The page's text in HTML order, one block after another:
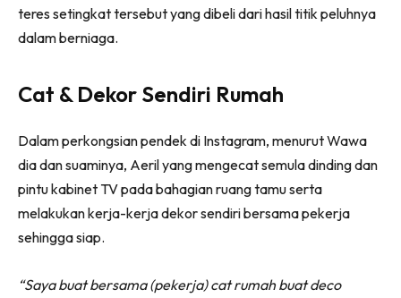
High Rise
Beli Di Mana
Ilham Impiana
Ilham Impiana 360
Ilham Impiana Inspirasi Selebriti
Impiana TV
Lahar Dekor
teres setingkat tersebut yang dibeli dari hasil titik peluhnya
dalam berniaga.
Cat & Dekor Sendiri Rumah
Dalam perkongsian pendek di Instagram, menurut Wawa
dia dan suaminya, Aeril yang mengecat semula dinding dan
pintu kabinet TV pada bahagian ruang tamu serta
melakukan kerja-kerja dekor sendiri bersama pekerja
sehingga siap.
“Saya buat bersama (pekerja) cat rumah buat deco